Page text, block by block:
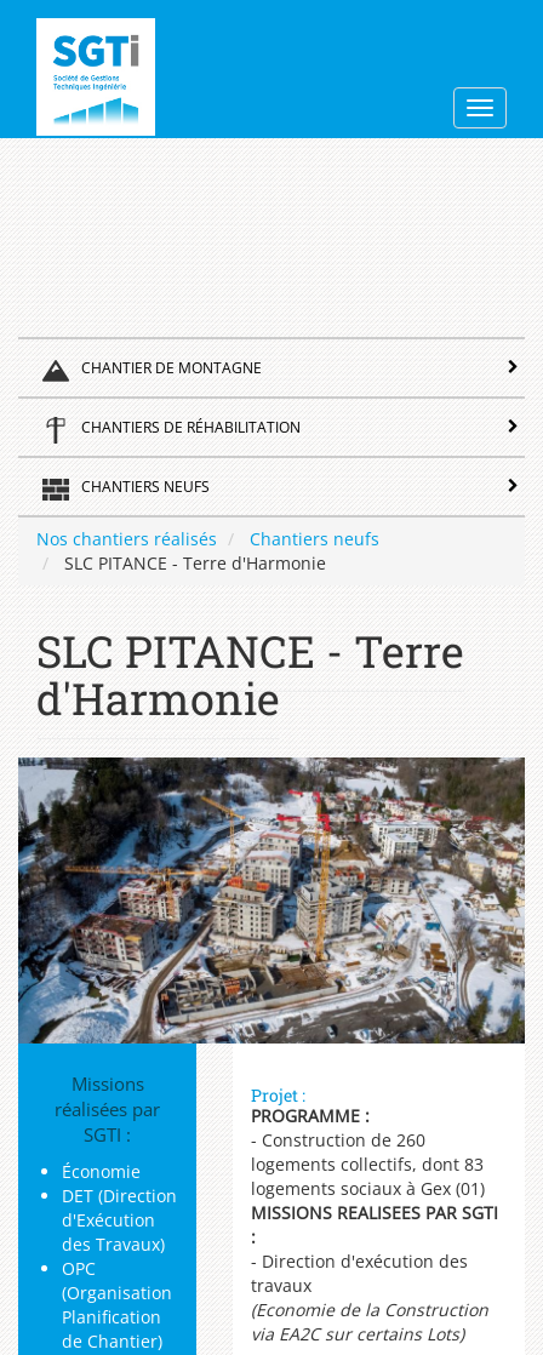
contenu
principal
sgti
Toggle
CHANTIER DE MONTAGNE
CHANTIERS DE RÉHABILITATION
CHANTIERS NEUFS
Nos chantiers réalisés
Chantiers neufs
SLC PITANCE - Terre d'Harmonie
SLC PITANCE - Terre
d'Harmonie
Missions
réalisées par
SGTI :
Économie
DET (Direction
d'Exécution
des Travaux)
OPC
(Organisation
Planification
de Chantier)
Projet :
PROGRAMME :
- Construction de 260
logements collectifs, dont 83
logements sociaux à Gex (01)
MISSIONS REALISEES PAR SGTI
:
- Direction d'exécution des
travaux
(Economie de la Construction
via EA2C sur certains Lots)